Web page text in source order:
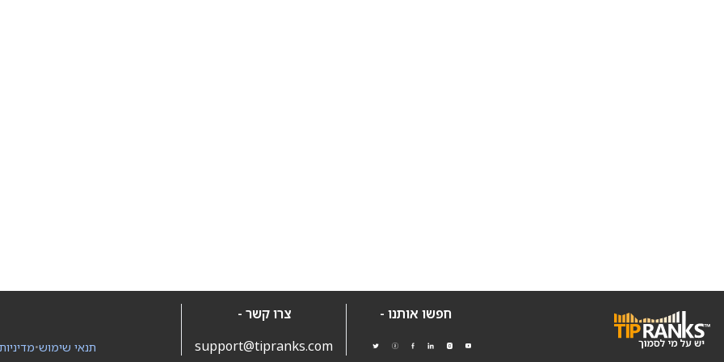
חפשו אותנו -
צרו קשר -
support@tipranks.com
•תנאי שימוש